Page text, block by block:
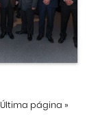
Última página »